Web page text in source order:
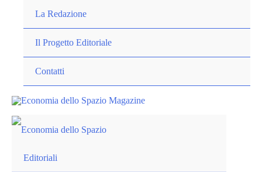
contenuto
La Redazione
Il Progetto Editoriale
Contatti
Editoriali